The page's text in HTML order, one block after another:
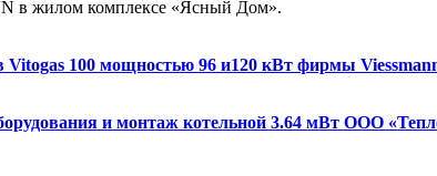
в жилом комплексе «Ясный Дом».
Vitogas 100 мощностью 96 и120 кВт фирмы
и монтаж котельной 3.64 мВт ООО